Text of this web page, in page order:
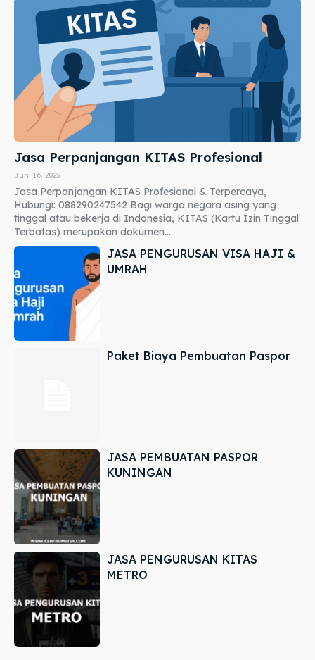
Jasa Perpanjangan KITAS Profesional
Juni 16, 2025
Jasa Perpanjangan KITAS Profesional & Terpercaya,
Hubungi: 088290247542 Bagi warga negara asing yang
tinggal atau bekerja di Indonesia, KITAS (Kartu Izin Tinggal
Terbatas) merupakan dokumen...
JASA PENGURUSAN VISA HAJI &
UMRAH
Paket Biaya Pembuatan Paspor
JASA PEMBUATAN PASPOR
KUNINGAN
JASA PENGURUSAN KITAS
METRO